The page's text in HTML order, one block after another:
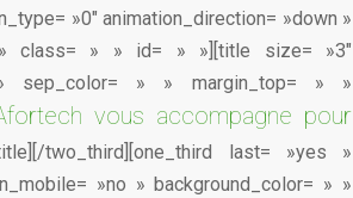
»0″ animation_direction= »down »
» class= » » id= » »][title size= »3″
sep_color= » » margin_top= » »
vous accompagne pour
two_third][one_third last= »yes »
»no » background_color= » »